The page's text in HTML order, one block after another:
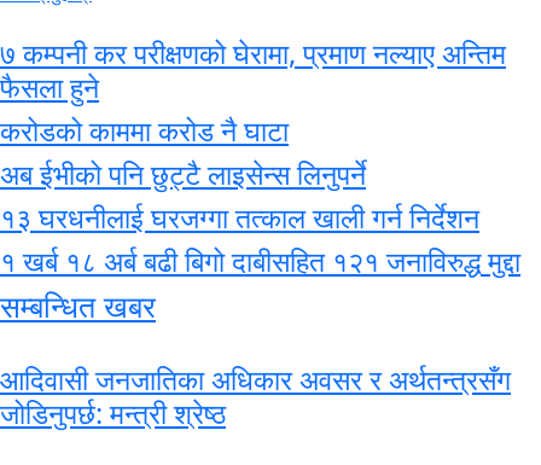
७ कम्पनी कर परीक्षणको घेरामा, प्रमाण नल्याए अन्तिम
फैसला हुने
करोडको काममा करोड नै घाटा
अब ईभीको पनि छुट्टै लाइसेन्स लिनुपर्ने
१३ घरधनीलाई घरजग्गा तत्काल खाली गर्न निर्देशन
१ खर्ब १८ अर्ब बढी बिगो दाबीसहित १२१ जनाविरुद्ध मुद्दा
सम्बन्धित खबर
आदिवासी जनजातिका अधिकार अवसर र अर्थतन्त्रसँग
जोडिनुपर्छ: मन्त्री श्रेष्ठ